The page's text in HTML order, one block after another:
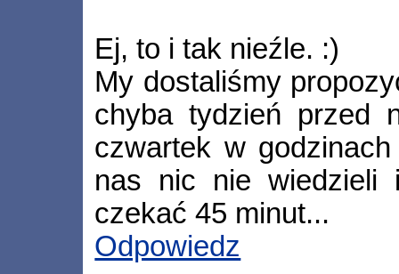
Ej, to i tak nieźle. :)
My dostaliśmy
chyba tydzień przed
czwartek w
nas nic nie wiedzieli
czekać 45 minut...
Odpowiedz